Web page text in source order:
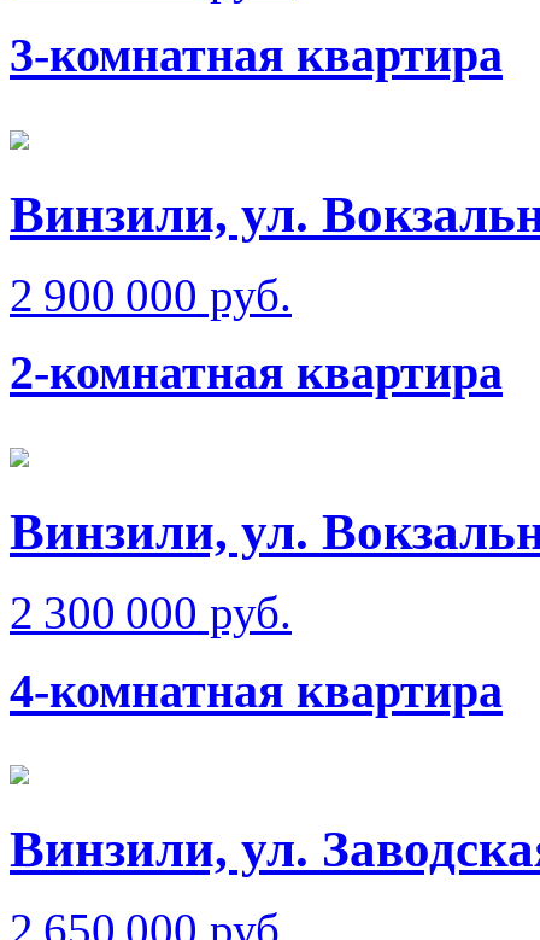
3-комнатная квартира
Винзили, ул.
2 900 000 руб.
2-комнатная квартира
Винзили, ул.
2 300 000 руб.
4-комнатная квартира
Винзили, ул.